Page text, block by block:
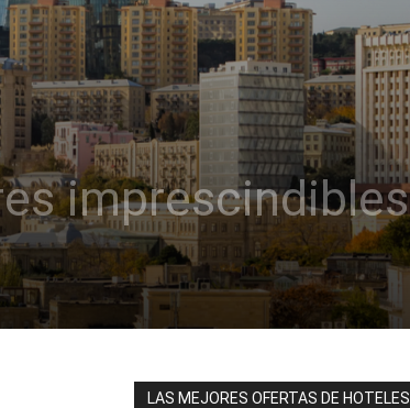
imprescindibles
LAS MEJORES OFERTAS DE HOTELES